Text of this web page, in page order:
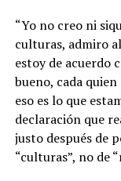
“Yo no creo ni
culturas, admiro
estoy de acuerdo
bueno, cada
eso es lo que
declaración que
justo después de
“culturas”, no de